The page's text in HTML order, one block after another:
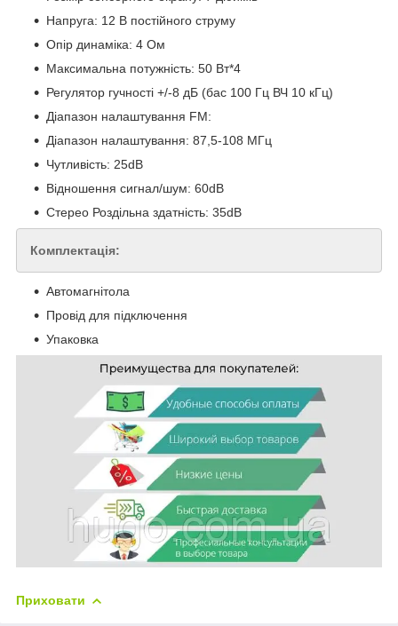
Напруга: 12 В постійного струму
Опір динаміка: 4 Ом
Максимальна потужність: 50 Вт*4
Регулятор гучності +/-8 дБ (бас 100 Гц ВЧ 10 кГц)
Діапазон налаштування FM:
Діапазон налаштування: 87,5-108 МГц
Чутливість: 25dB
Відношення сигнал/шум: 60dB
Стерео Роздільна здатність: 35dB
Комплектація:
Автомагнітола
Провід для підключення
Упаковка
Приховати